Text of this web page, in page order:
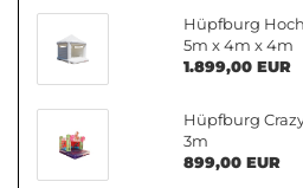
Hüpfburg
5m x 4m x 4m
1.899,00 EUR
Hüpfburg
3m
899,00 EUR